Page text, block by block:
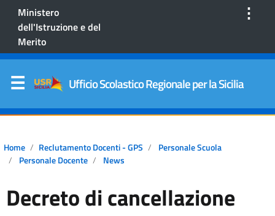
Ministero
dell'Istruzione e del
Merito
⋮
Ufficio Scolastico Regionale per la Sicilia
Home Reclutamento Docenti - GPS
Personale Scuola
Personale Docente
News
Decreto di cancellazione